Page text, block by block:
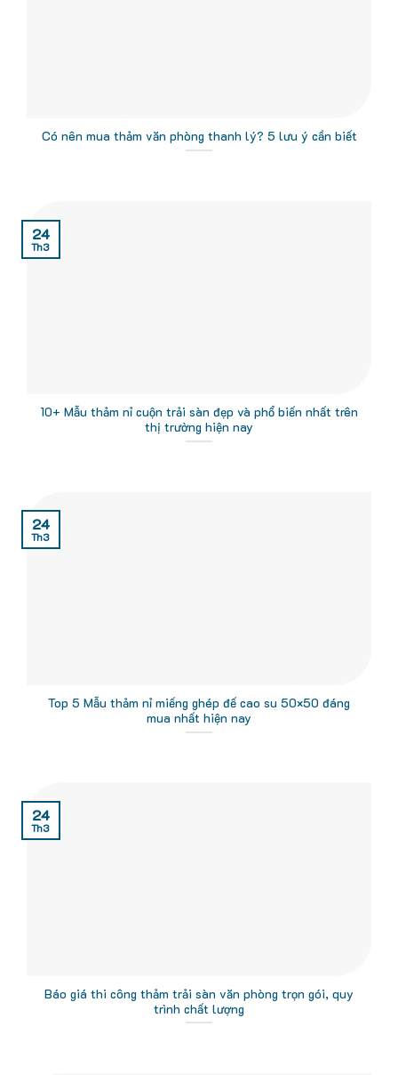
Có nên mua thảm văn phòng thanh lý? 5 lưu ý cần biết
10+ Mẫu thảm nỉ cuộn trải sàn đẹp và phổ biến nhất trên
thị trường hiện nay
24
Th3
Top 5 Mẫu thảm nỉ miếng ghép đế cao su 50×50 đáng
mua nhất hiện nay
24
Th3
Báo giá thi công thảm trải sàn văn phòng trọn gói, quy
trình chất lượng
24
Th3